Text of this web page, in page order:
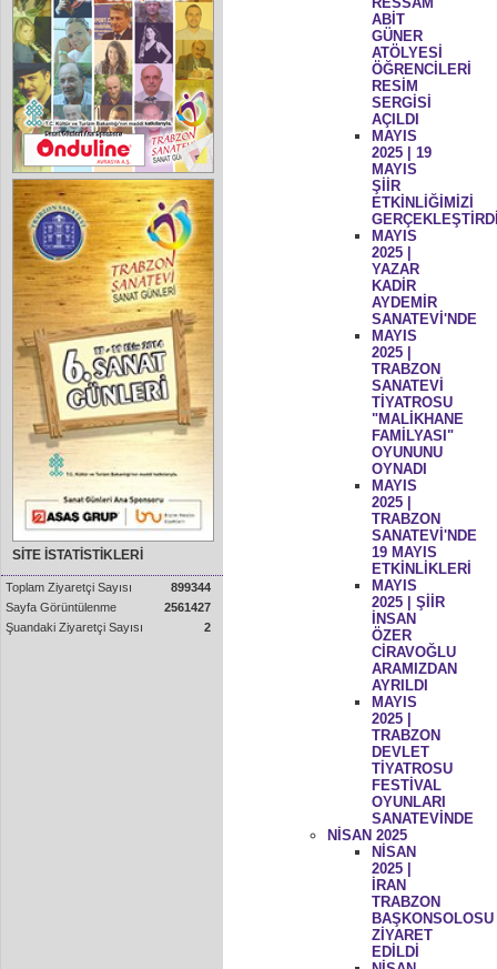
SİTE İSTATİSTİKLERİ
Toplam Ziyaretçi Sayısı
899344
Sayfa Görüntülenme
2561427
Şuandaki Ziyaretçi Sayısı
2
ABİT
GÜNER
ATÖLYESİ
ÖĞRENCİLERİ
RESİM
SERGİSİ
AÇILDI
MAYIS
2025 | 19
MAYIS
ŞİİR
ETKİNLİĞİMİZİ
MAYIS
2025 |
YAZAR
KADİR
AYDEMİR
SANATEVİ'NDE
MAYIS
2025 |
TRABZON
SANATEVİ
TİYATROSU
"MALİKHANE
FAMİLYASI"
OYUNUNU
OYNADI
MAYIS
2025 |
TRABZON
SANATEVİ'NDE
19 MAYIS
ETKİNLİKLERİ
MAYIS
2025 | ŞİİR
İNSAN
ÖZER
CİRAVOĞLU
ARAMIZDAN
AYRILDI
MAYIS
2025 |
TRABZON
DEVLET
TİYATROSU
FESTİVAL
OYUNLARI
SANATEVİNDE
NİSAN 2025
NİSAN
2025 |
İRAN
TRABZON
BAŞKONSOLOSU
ZİYARET
EDİLDİ